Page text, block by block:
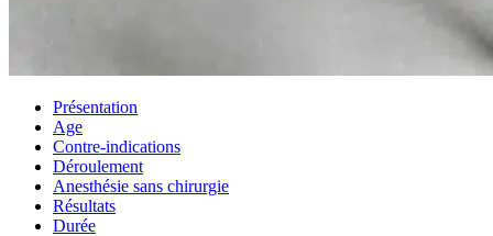
Présentation
Age
Contre-indications
Déroulement
Anesthésie sans chirurgie
Résultats
Durée